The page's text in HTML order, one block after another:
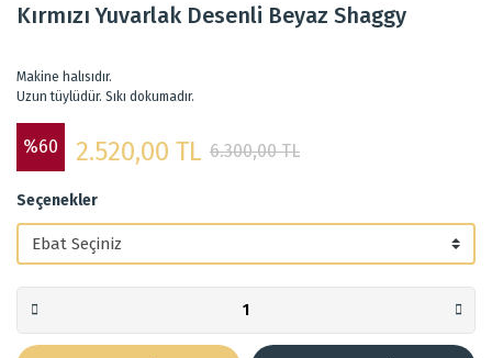
Kırmızı Yuvarlak Desenli Beyaz Shaggy
Makine halısıdır.
Uzun tüylüdür. Sıkı dokumadır.
%60 2.520,00 TL 6.300,00 TL
Seçenekler